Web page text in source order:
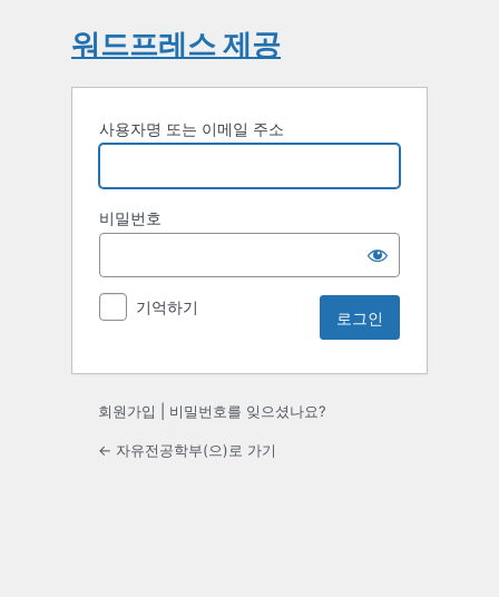
워드프레스 제공
사용자명 또는 이메일 주소
비밀번호
기억하기
회원가입 비밀번호를 잊으셨나요?
← 자유전공학부(으)로 가기